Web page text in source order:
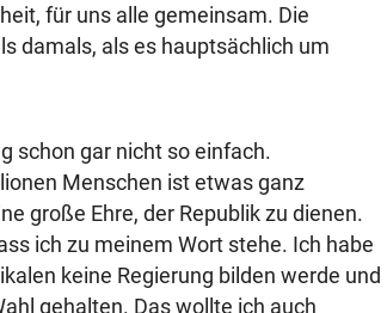
für uns alle gemeinsam. Die
damals, als es hauptsächlich um
schon gar nicht so einfach.
Menschen ist etwas ganz
große Ehre, der Republik zu dienen.
ich zu meinem Wort stehe. Ich habe
keine Regierung bilden werde und
gehalten. Das wollte ich auch